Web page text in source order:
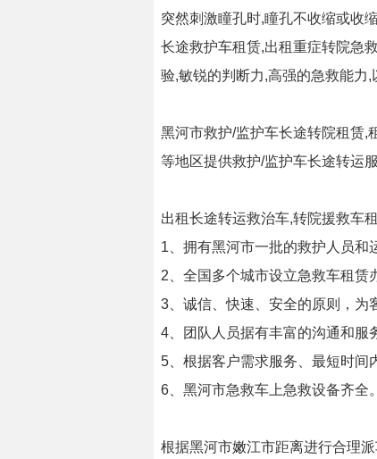
突然刺激瞳孔时,瞳孔不收缩或收
长途救护车租赁,出租重症转院急
验,敏锐的判断力,高强的急救能力
黑河市救护/监护车长途转院租赁,
等地区提供救护/监护车长途转运
出租长途转运救治车,转院援救车
1、拥有黑河市一批的救护人员和
2、全国多个城市设立急救车租赁
3、诚信、快速、安全的原则，为
4、团队人员据有丰富的沟通和服
5、根据客户需求服务、最短时间
6、黑河市急救车上急救设备齐全。
根据黑河市嫩江市距离进行合理